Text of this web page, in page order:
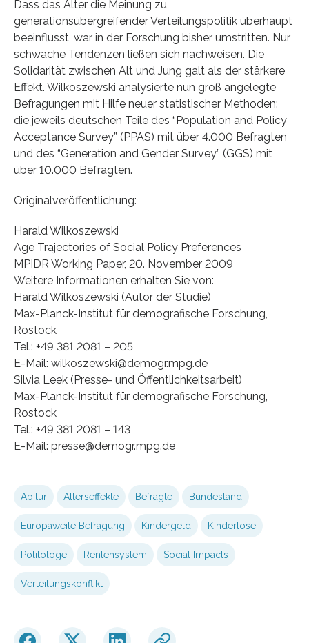
Dass das Alter die Meinung zu
generationsübergreifender Verteilungspolitik überhaupt
beeinflusst, war in der Forschung bisher umstritten. Nur
schwache Tendenzen ließen sich nachweisen. Die
Solidarität zwischen Alt und Jung galt als der stärkere
Effekt. Wilkoszewski analysierte nun groß angelegte
Befragungen mit Hilfe neuer statistischer Methoden:
die jeweils deutschen Teile des “Population and Policy
Acceptance Survey” (PPAS) mit über 4.000 Befragten
und des “Generation and Gender Survey” (GGS) mit
über 10.000 Befragten.
Originalveröffentlichung:
Harald Wilkoszewski
Age Trajectories of Social Policy Preferences
MPIDR Working Paper, 20. November 2009
Weitere Informationen erhalten Sie von:
Harald Wilkoszewski (Autor der Studie)
Max-Planck-Institut für demografische Forschung,
Rostock
Tel.: +49 381 2081 – 205
E-Mail: wilkoszewski@demogr.mpg.de
Silvia Leek (Presse- und Öffentlichkeitsarbeit)
Max-Planck-Institut für demografische Forschung,
Rostock
Tel.: +49 381 2081 – 143
E-Mail: presse@demogr.mpg.de
Abitur Alterseffekte Befragte Bundesland
Europaweite Befragung Kindergeld Kinderlose
Politologe Rentensystem Social Impacts
Verteilungskonflikt